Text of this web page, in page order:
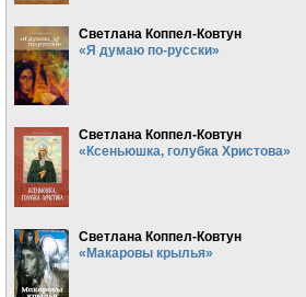
Светлана Коппел-Ковтун
«Я думаю по-русски»
Светлана Коппел-Ковтун
«Ксеньюшка, голубка Христова»
Светлана Коппел-Ковтун
«Макаровы крылья»